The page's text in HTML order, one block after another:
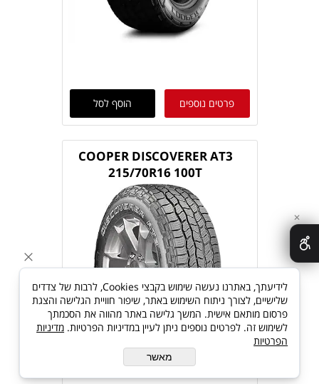
פרטים נוספים הוסף לסל
COOPER DISCOVERER AT3
215/70R16 100T
✕
לידיעתך, באתרנו נעשה שימוש בקבצי Cookies, לרבות של צדדים
שלישיים, לצורך ניתוח השימוש באתר, שיפור חוויית הגלישה והצגת
פרסום מותאם אישית. המשך גלישה באתר מהווה את הסכמתך
לשימוש זה. לפרטים נוספים ניתן לעיין במדיניות הפרטיות. מדיניות
הפרטיות
מאשר